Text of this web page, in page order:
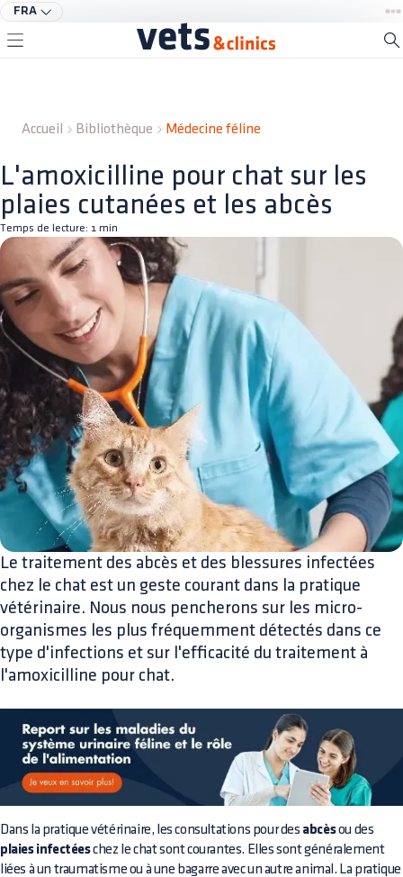
FRA
Accueil Bibliothèque Médecine féline
L'amoxicilline pour chat sur les
plaies cutanées et les abcès
Temps de lecture: 1 min
Le traitement des abcès et des blessures infectées
chez le chat est un geste courant dans la pratique
vétérinaire. Nous nous pencherons sur les micro-
organismes les plus fréquemment détectés dans ce
type d'infections et sur l'efficacité du traitement à
l'amoxicilline pour chat.
Dans la pratique vétérinaire, les consultations pour des abcèsou des
plaies infectéeschez le chat sont courantes. Elles sont généralement
liées à un traumatisme ou à une bagarre avec un autre animal. La pratique